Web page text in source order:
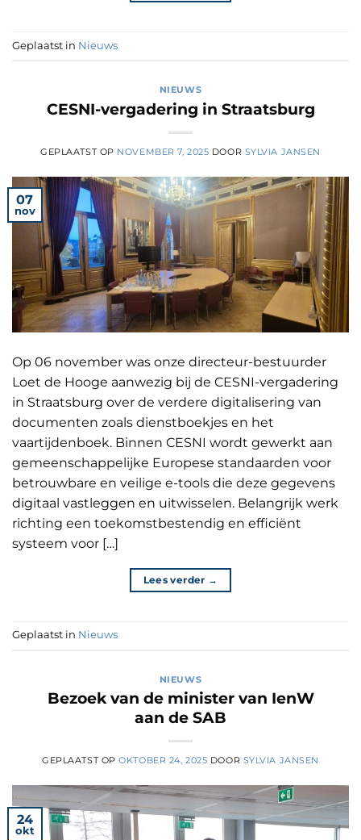
Geplaatst in Nieuws
NIEUWS
CESNI-vergadering in Straatsburg
GEPLAATST OP NOVEMBER 7, 2025 DOOR SYLVIA JANSEN
07
nov
Op 06 november was onze directeur-bestuurder
Loet de Hooge aanwezig bij de CESNI-vergadering
in Straatsburg over de verdere digitalisering van
documenten zoals dienstboekjes en het
vaartijdenboek. Binnen CESNI wordt gewerkt aan
gemeenschappelijke Europese standaarden voor
betrouwbare en veilige e-tools die deze gegevens
digitaal vastleggen en uitwisselen. Belangrijk werk
richting een toekomstbestendig en efficiënt
systeem voor […]
Lees verder →
Geplaatst in Nieuws
NIEUWS
Bezoek van de minister van IenW
aan de SAB
GEPLAATST OPOKTOBER 24, 2025 DOOR SYLVIA JANSEN
24
okt